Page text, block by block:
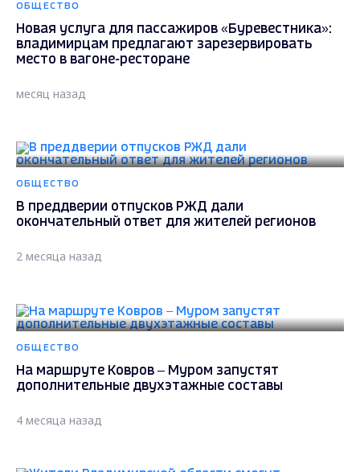
ОБЩЕСТВО
Новая услуга для пассажиров «Буревестника»:
владимирцам предлагают зарезервировать
место в вагоне-ресторане
месяц назад
ОБЩЕСТВО
В преддверии отпусков РЖД дали
окончательный ответ для жителей регионов
2 месяца назад
ОБЩЕСТВО
На маршруте Ковров – Муром запустят
дополнительные двухэтажные составы
4 месяца назад